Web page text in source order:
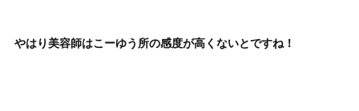
やはり美容師はこーゆう所の感度が高くないとですね！